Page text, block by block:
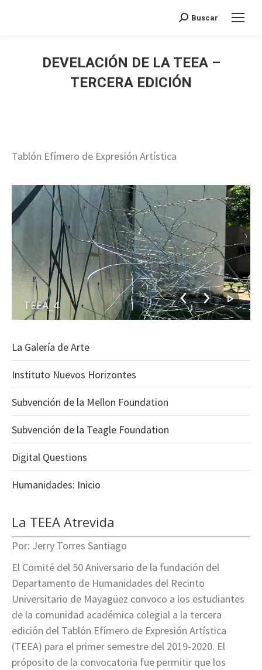
Search:
Buscar
DEVELACIÓN DE LA TEEA –
TERCERA EDICIÓN
Tablón Efímero de Expresión Artística
TEEA_4
La Galería de Arte
Instituto Nuevos Horizontes
Subvención de la Mellon Foundation
Subvención de la Teagle Foundation
Digital Questions
Humanidades: Inicio
La TEEA Atrevida
Por: Jerry Torres Santiago
El Comité del 50 Aniversario de la fundación del
Departamento de Humanidades del Recinto
Universitario de Mayagüez convoco a los estudiantes
de la comunidad académica colegial a la tercera
edición del Tablón Efímero de Expresión Artística
(TEEA) para el primer semestre del 2019-2020. El
próposito de la convocatoria fue permitir que los